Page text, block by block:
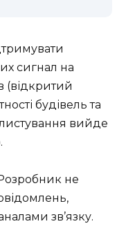
сигнал на
(відкритий
будівель та
листування вийде
не
зв’язку.